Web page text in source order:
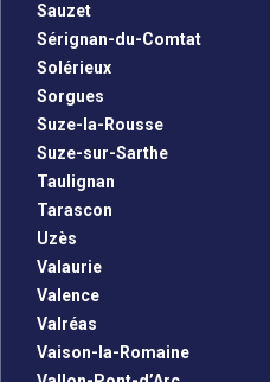
Sauzet
Sérignan-du-Comtat
Solérieux
Sorgues
Suze-la-Rousse
Suze-sur-Sarthe
Taulignan
Tarascon
Uzès
Valaurie
Valence
Valréas
Vaison-la-Romaine